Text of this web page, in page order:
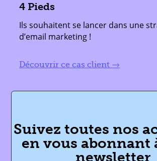
4 Pieds
Ils souhaitent se lancer dans une
d’email marketing !
lire plus
Suivez toutes nos
en vous abonnant
newsletter